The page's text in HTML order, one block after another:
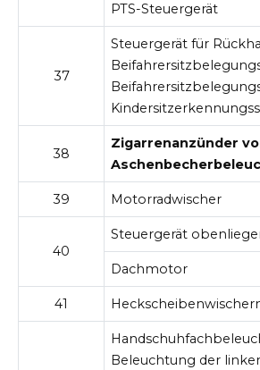
PTS-Steuergerät
37
Steuergerät für
38
Zigarrenanzünder
39 Motorradwischer
40
Steuergerät
Dachmotor
41
Beleuchtung der